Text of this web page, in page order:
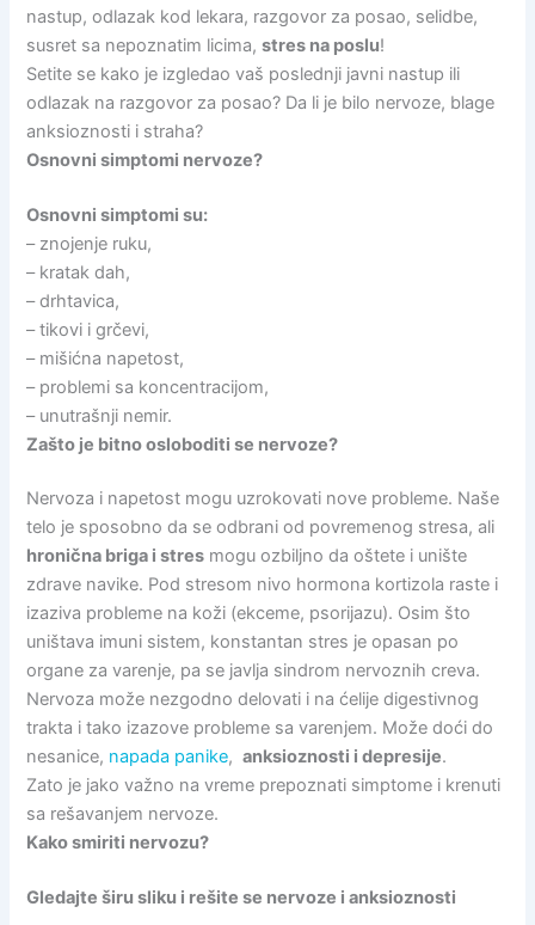
nastup, odlazak kod lekara, razgovor za posao, selidbe,
susret sa nepoznatim licima,stres na poslu!
Setite se kako je izgledao vaš poslednji javni nastup ili
odlazak na razgovor za posao? Da li je bilo nervoze, blage
anksioznosti i straha?
Osnovni simptomi nervoze?
Osnovni simptomi su:
– znojenje ruku,
– kratak dah,
– drhtavica,
– tikovi i grčevi,
– mišićna napetost,
– problemi sa koncentracijom,
– unutrašnji nemir.
Zašto je bitno osloboditi se nervoze?
Nervoza i napetost mogu uzrokovati nove probleme. Naše
telo je sposobno da se odbrani od povremenog stresa, ali
hronična briga i stres mogu ozbiljno da oštete i unište
zdrave navike. Pod stresom nivo hormona kortizola raste i
izaziva probleme na koži (ekceme, psorijazu). Osim što
uništava imuni sistem, konstantan stres je opasan po
organe za varenje, pa se javlja sindrom nervoznih creva.
Nervoza može nezgodno delovati i na ćelije digestivnog
trakta i tako izazove probleme sa varenjem. Može doći do
nesanice, napada panike,anksioznosti i depresije.
Zato je jako važno na vreme prepoznati simptome i krenuti
sa rešavanjem nervoze.
Kako smiriti nervozu?
Gledajte širu sliku i rešite se nervoze i anksioznosti